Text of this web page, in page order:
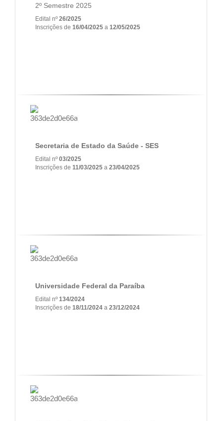
2º Semestre 2025
Edital nº26/2025
Inscrições de 16/04/2025 a 12/05/2025
Secretaria de Estado da Saúde - SES
Edital nº03/2025
Inscrições de 11/03/2025 a 23/04/2025
Universidade Federal da Paraíba
Edital nº 134/2024
Inscrições de 18/11/2024 a 23/12/2024